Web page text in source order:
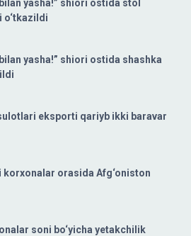
yasha!” shiori ostida stol
o‘tkazildi
yasha!” shiori ostida shashka
eksporti qariyb ikki baravar
orasida Afg‘oniston
soni bo‘yicha yetakchilik